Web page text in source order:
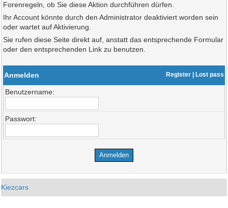
Forenregeln, ob Sie diese Aktion durchführen dürfen.
Ihr Account könnte durch den Administrator deaktiviert worden sein
oder wartet auf Aktivierung.
Sie rufen diese Seite direkt auf, anstatt das entsprechende Formular
oder den entsprechenden Link zu benutzen.
Anmelden Register| Lost pass
Benutzername:
Passwort:
Kiezcars